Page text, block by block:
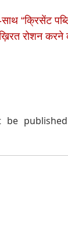
“क्रिसेंट
रोशन करने